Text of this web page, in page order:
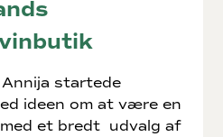
startede
ideen om at være en
et bredt udvalg af